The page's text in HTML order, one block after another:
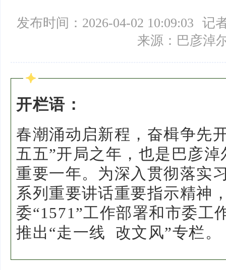
发布时间：2026-04-02 10:09:03
记
来源：巴彦淖
开栏语：
春潮涌动启新程，奋楫争先
五五”开局之年，也是巴彦
重要一年。为深入贯彻落实
系列重要讲话重要指示精神
委“1571”工作部署和市委工
推出“走一线 改文风”专栏。